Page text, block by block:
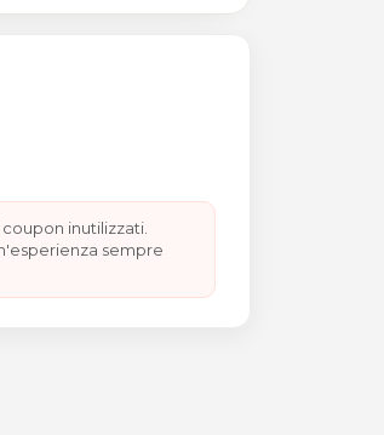
coupon inutilizzati.
sempre